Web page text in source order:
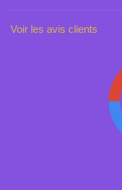
Voir les avis clients